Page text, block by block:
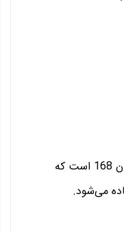
تیتان B225 ترکیبی از تیتان 1076 و تیتان 168 است که
می‌شود.